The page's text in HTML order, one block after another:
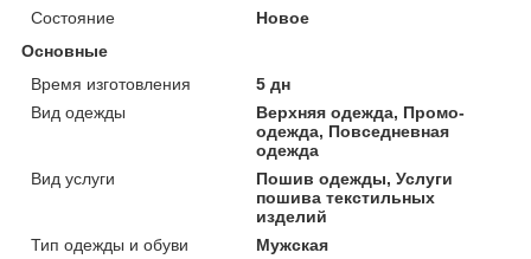
Состояние
Новое
Основные
Время изготовления
5 дн
Вид одежды
Верхняя одежда, Промо-
одежда, Повседневная
одежда
Вид услуги
Пошив одежды, Услуги
пошива текстильных
изделий
Тип одежды и обуви
Мужская